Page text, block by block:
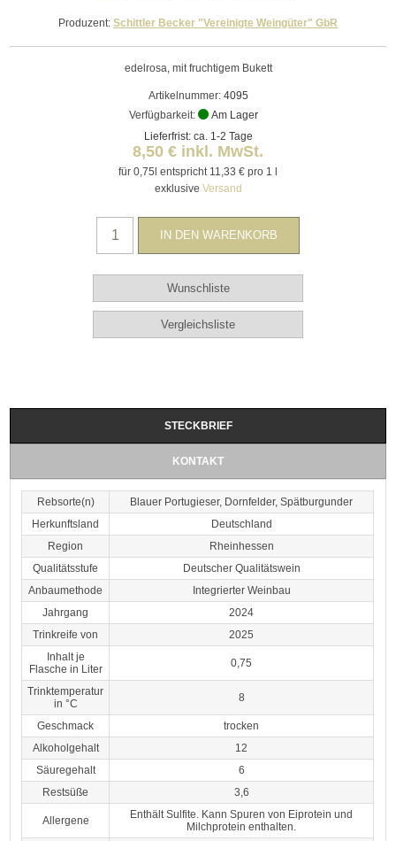
Produzent: Schittler Becker "Vereinigte Weingüter" GbR
edelrosa, mit fruchtigem Bukett
Artikelnummer: 4095
Verfügbarkeit:
Am Lager
Lieferfrist: ca. 1-2 Tage
8,50 € inkl. MwSt.
für 0,75l entspricht 11,33 € pro 1 l
exklusive Versand
STECKBRIEF
KONTAKT
Rebsorte(n)
Blauer Portugieser, Dornfelder, Spätburgunder
Herkunftsland
Deutschland
Region
Rheinhessen
Qualitätsstufe
Deutscher Qualitätswein
Anbaumethode
Integrierter Weinbau
Jahrgang
2024
Trinkreife von
2025
Inhalt je
Flasche in Liter
0,75
Trinktemperatur
in °C
8
Geschmack
trocken
Alkoholgehalt
12
Säuregehalt
6
Restsüße
3,6
Allergene
Enthält Sulfite. Kann Spuren von Eiprotein und
Milchprotein enthalten.